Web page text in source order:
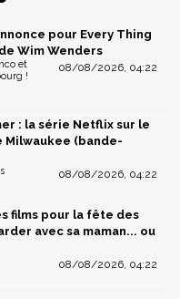
pour Every Thing
Wim Wenders
08/08/2026, 04:22
et
!
: la série Netflix sur le
Milwaukee (bande-
08/08/2026, 04:22
films pour la fête des
avec sa maman... ou
08/08/2026, 04:22